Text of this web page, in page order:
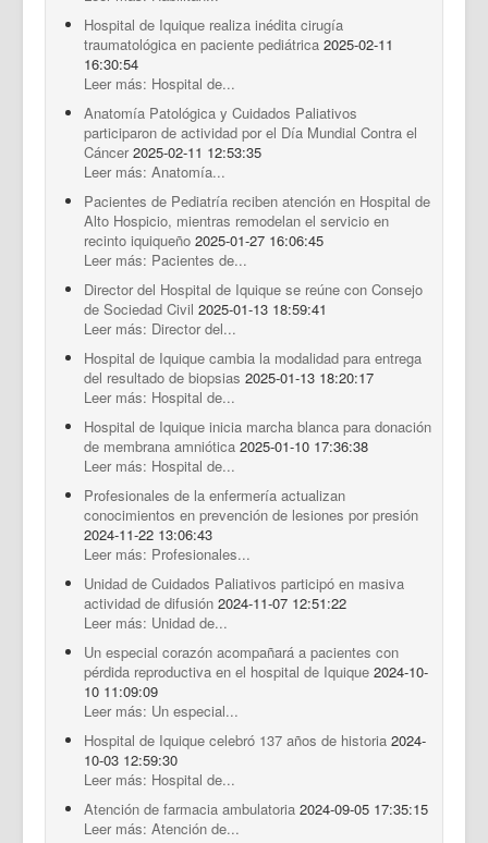
Hospital de Iquique realiza inédita cirugía
traumatológica en paciente pediátrica 2025-02-11
16:30:54
Leer más: Hospital de...
Anatomía Patológica y Cuidados Paliativos
participaron de actividad por el Día Mundial Contra el
Cáncer 2025-02-11 12:53:35
Leer más: Anatomía...
Pacientes de Pediatría reciben atención en Hospital de
Alto Hospicio, mientras remodelan el servicio en
recinto iquiqueño 2025-01-27 16:06:45
Leer más: Pacientes de...
Director del Hospital de Iquique se reúne con Consejo
de Sociedad Civil 2025-01-13 18:59:41
Leer más: Director del...
Hospital de Iquique cambia la modalidad para entrega
del resultado de biopsias 2025-01-13 18:20:17
Leer más: Hospital de...
Hospital de Iquique inicia marcha blanca para donación
de membrana amniótica 2025-01-10 17:36:38
Leer más: Hospital de...
Profesionales de la enfermería actualizan
conocimientos en prevención de lesiones por presión
2024-11-22 13:06:43
Leer más: Profesionales...
Unidad de Cuidados Paliativos participó en masiva
actividad de difusión 2024-11-07 12:51:22
Leer más: Unidad de...
Un especial corazón acompañará a pacientes con
pérdida reproductiva en el hospital de Iquique 2024-10-
10 11:09:09
Leer más: Un especial...
Hospital de Iquique celebró 137 años de historia 2024-
10-03 12:59:30
Leer más: Hospital de...
Atención de farmacia ambulatoria 2024-09-05 17:35:15
Leer más: Atención de...